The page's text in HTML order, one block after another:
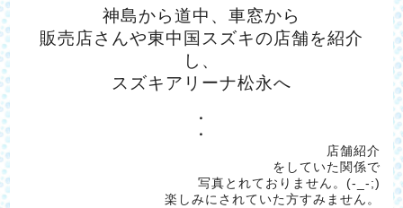
神島から道中、車窓から
販売店さんや東中国スズキの店舗を紹介
し、
スズキアリーナ松永へ
・
・
店舗紹介
をしていた関係で
写真とれておりません。(-_-;)
楽しみにされていた方すみません。